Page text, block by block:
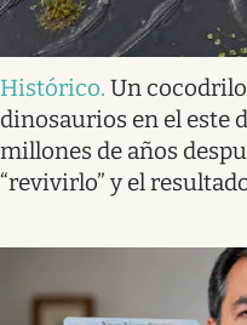
Histórico. Un
dinosaurios en el este
millones de años
“revivirlo” y el